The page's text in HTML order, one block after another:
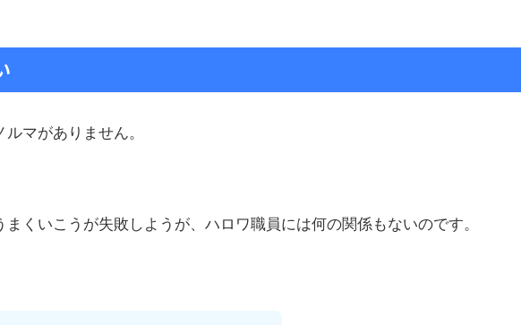
マがありません。
くいこうが失敗しようが、ハロワ職員には何の関係もないのです。